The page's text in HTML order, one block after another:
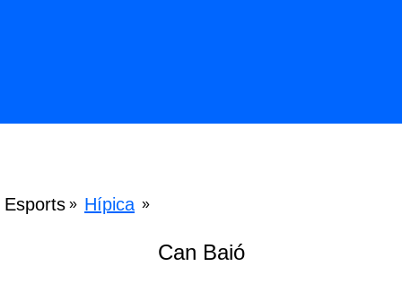
Esports » Hípica »
Can Baió